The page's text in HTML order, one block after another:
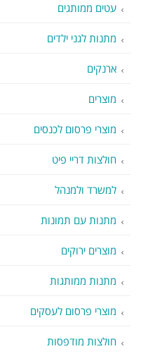
עטים ממותגים
מתנות לגני ילדים
ארנקים
מוצרים
מוצרי פרסום לכנסים
חולצות דריי פיט
למשרד ולמנהל
מתנות עם תמונות
מוצרים ירוקים
מתנות ממותגות
מוצרי פרסום לעסקים
חולצות מודפסות